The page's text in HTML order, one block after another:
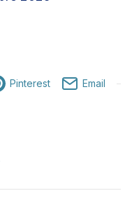
Pinterest Email